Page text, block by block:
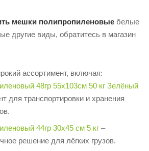
мешки полипропиленовые белые
другие виды, обратитесь в магазин
ассортимент, включая:
48гр 55х103см 50 кг Зелёный
для транспортировки и хранения
44гр 30х45 см 5 кг –
решение для лёгких грузов.